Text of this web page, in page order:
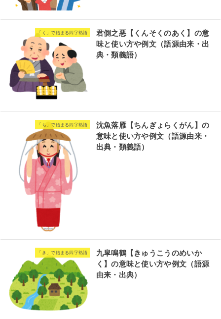
「く」で始まる四字熟語
君側之悪【くんそくのあく】の意
味と使い方や例文（語源由来・出
典・類義語）
「ち」で始まる四字熟語
沈魚落雁【ちんぎょらくがん】の
意味と使い方や例文（語源由来・
出典・類義語）
「き」で始まる四字熟語
九皐鳴鶴【きゅうこうのめいか
く】の意味と使い方や例文（語源
由来・出典）